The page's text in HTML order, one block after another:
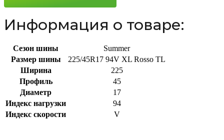
Информация о товаре:
Сезон шины
Summer
Размер шины
225/45R17 94V XL Rosso TL
Ширина
225
Профиль
45
Диаметр
17
Индекс нагрузки
94
Индекс скорости
V